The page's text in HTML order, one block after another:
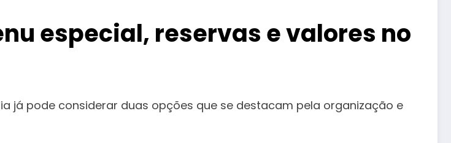
especial, reservas e valores no
já pode considerar duas opções que se destacam pela organização e